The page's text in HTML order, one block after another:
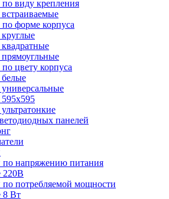
виду крепления
форме корпуса
цвету корпуса
панелей
напряжению питания
220В
потребляемой мощности
8 Вт